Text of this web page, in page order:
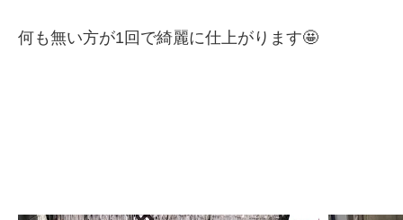
何も無い方が1回で綺麗に仕上がります🤩